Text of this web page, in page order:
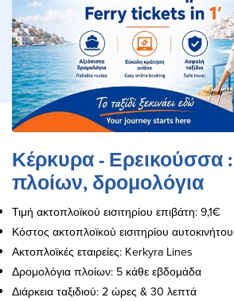
Κέρκυρα - Ερεικούσσα :
πλοίων, δρομολόγια
Τιμή ακτοπλοϊκού εισιτηρίου επιβάτη: 9,1€
Κόστος ακτοπλοϊκού εισιτηρίου
Ακτοπλοϊκές εταιρείες: Kerkyra Lines
Δρομολόγια πλοίων: 5 κάθε εβδομάδα
Διάρκεια ταξιδιού: 2 ώρες & 30 λεπτά